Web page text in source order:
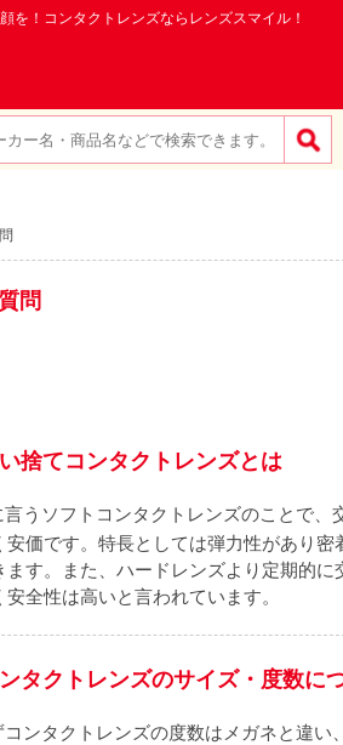
を！コンタクトレンズならレンズスマイル！
問
捨てコンタクトレンズとは
言うソフトコンタクトレンズのことで
安価です。特長としては弾力性があり
ます。また、ハードレンズより定期的
安全性は高いと言われています。
タクトレンズのサイズ・度数に
コンタクトレンズの度数はメガネと違